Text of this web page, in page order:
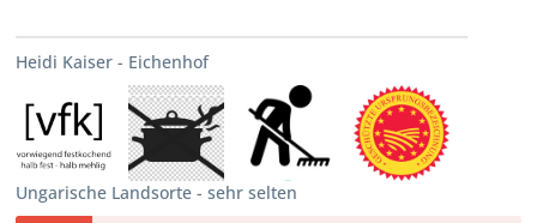
Heidi Kaiser - Eichenhof
Ungarische Landsorte - sehr selten